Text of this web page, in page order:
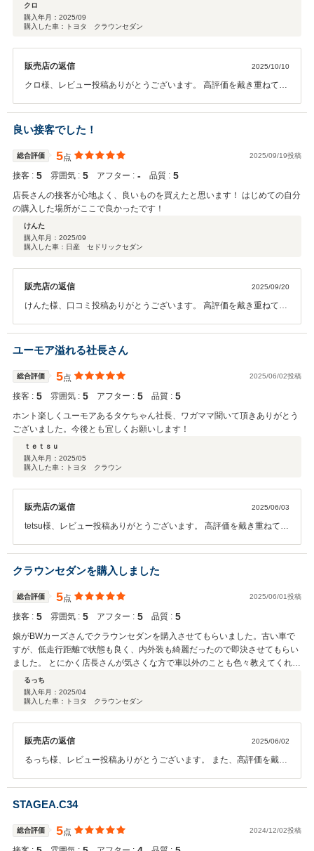
クロ
購入年月： 2025/09
購入した車：トヨタ クラウンセダン
販売店の返信 2025/10/10
クロ様、レビュー投稿ありがとうございます。 高評価を戴き重ねてお
が、 記録簿もたっぷり有りまだまだ手を入れて行けば末永くお乗り頂
けると思います。 お車の事でご相談などあれば遠慮なくお問合せをお
願いします。 この度のお買上げ誠にありがとうございます。
良い接客でした！
総合評価 5点 2025/09/19投稿
接客 : 5 雰囲気 : 5 アフター : ‐ 品質 : 5
店長さんの接客が心地よく、良いものを買えたと思います！ はじめての自分
の購入した場所がここで良かったです！
けんた
購入年月： 2025/09
購入した車：日産 セドリックセダン
販売店の返信 2025/09/20
けんた様、口コミ投稿ありがとうございます。 高評価を戴き重ねてお
ます。 この度のお買上げありがとうございました。
ユーモア溢れる社長さん
総合評価 5点 2025/06/02投稿
接客 : 5 雰囲気 : 5 アフター : 5 品質 : 5
ホント楽しくユーモアあるタケちゃん社長、ワガママ聞いて頂きありがとう
ございました。今後とも宜しくお願いします！
ｔｅｔｓｕ
購入年月： 2025/05
購入した車：トヨタ クラウン
販売店の返信 2025/06/03
tetsu様、レビュー投稿ありがとうございます。 高評価を戴き重ねてお
た。 ありがとうございます。 お車に何かあれば遠慮なくお問合せをお
願いします。 この度のお買上げ誠にありがとうございました。
クラウンセダンを購入しました
総合評価 5点 2025/06/01投稿
接客 : 5 雰囲気 : 5 アフター : 5 品質 : 5
娘がBWカーズさんでクラウンセダンを購入させてもらいました。古い車で
すが、低走行距離で状態も良く、内外装も綺麗だったので即決させてもらい
ました。 とにかく店長さんが気さくな方で車以外のことも色々教えてくれま
す(笑) 良い所、悪い所も包み隠さず教えてくれて、不具合箇所は迅速に対応
して頂き、安心して選ぶことが出来ました。ありがとうございました。
るっち
購入年月： 2025/04
購入した車：トヨタ クラウンセダン
販売店の返信 2025/06/02
るっち様、レビュー投稿ありがとうございます。 また、高評価を戴き
ラウンSDですが、 個性あふれるお車で耐久性も高く長くお乗り頂け
ると思います。 遠方のお客様ですが、お車の事で何かあれば遠慮なく
寄って下さい。 この度のお買上げ誠にありがとうございました。
STAGEA.C34
総合評価 5点 2024/12/02投稿